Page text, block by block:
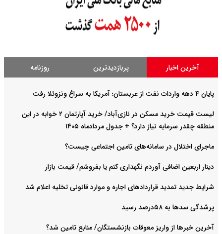
آخرین اخبار پربازدیدترین روزنامه
پایان ۴ دهه واردات نفت از عربستان؛ آمریکا به سراغ ونزوئلا رفت
لیست قیمت خرید مسکن در نازی‌آباد/ خرید آپارتمان ۲ خوابه در این
منطقه چقدر سرمایه نیاز دارد؟ + جدول مردادماه ۱۴۰۵
ماجرای اختلال در سامانه‌های تامین اجتماعی چیست؟
دینار اربعین اضافی آوردم نگهداری کنم یا بفروشم/ قیمت بازار
شرایط جدید تمدید قراردادهای اجاره و موارد قانونی تخلیه اعلام شد
پرشدگی سدها به ۵۸درصد رسید
آخرین خبرها از واریز معوقات بازنشستگان/ منابع تامین شد؟